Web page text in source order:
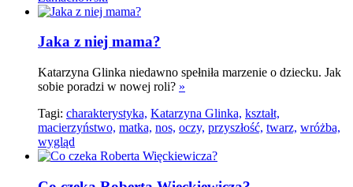
Jaka z niej mama?
Katarzyna Glinka niedawno spełniła marzenie o dziecku. Jak
sobie poradzi w nowej roli? »
Tagi: charakterystyka, Katarzyna Glinka, kształt,
macierzyństwo, matka, nos, oczy, przyszłość, twarz, wróżba,
wygląd